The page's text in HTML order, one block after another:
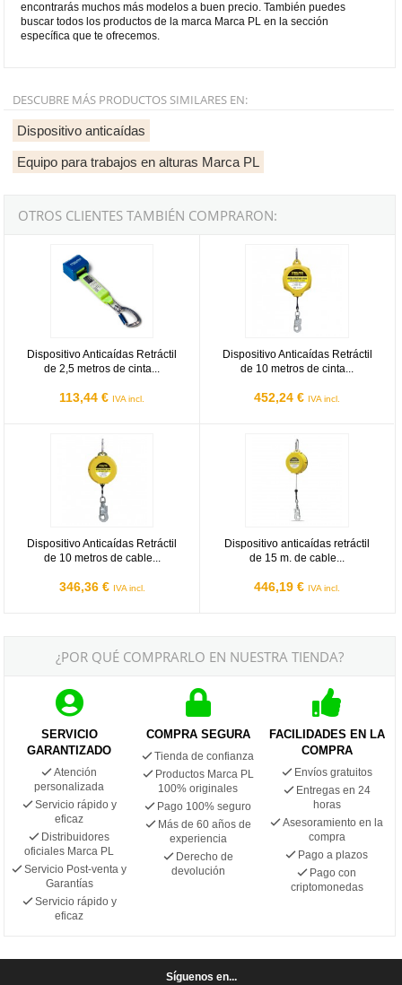
encontrarás muchos más modelos a buen precio. También puedes
buscar todos los productos de la marca Marca PL en la sección
específica que te ofrecemos.
DESCUBRE MÁS PRODUCTOS SIMILARES EN:
Dispositivo anticaídas
Equipo para trabajos en alturas Marca PL
OTROS CLIENTES TAMBIÉN COMPRARON:
Dispositivo Anticaídas Retráctil
de 2,5 metros de cinta...
113,44 € IVA incl.
Dispositivo Anticaídas Retráctil de 2,5 metros de cinta 1888-
Dispositivo Anticaídas Retráctil
de 10 metros de cinta...
452,24 € IVA incl.
Dispositivo Anticaídas Retráctil
Dispositivo Anticaídas Retráctil
de 10 metros de cable...
346,36 € IVA incl.
Dispositivo anticaídas retráctil
de 15 m. de cable...
446,19 € IVA incl.
¿POR QUÉ COMPRARLO EN NUESTRA TIENDA?
SERVICIO
GARANTIZADO
Atención
personalizada
Servicio rápido y
eficaz
Distribuidores
oficiales Marca PL
Servicio Post-venta y
Garantías
Servicio rápido y
eficaz
COMPRA SEGURA
Tienda de confianza
Productos Marca PL
100% originales
Pago 100% seguro
Más de 60 años de
experiencia
Derecho de
devolución
FACILIDADES EN LA
COMPRA
Envíos gratuitos
Entregas en 24
horas
Asesoramiento en la
compra
Pago a plazos
Pago con
criptomonedas
Síguenos en...